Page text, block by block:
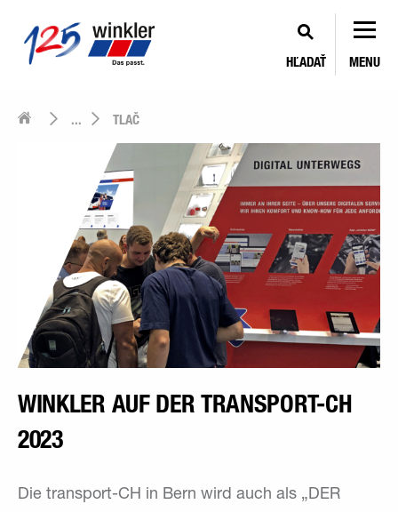
HĽADAŤ MENU
... TLAČ
WINKLER AUF DER TRANSPORT-CH
2023
Die transport-CH in Bern wird auch als „DER